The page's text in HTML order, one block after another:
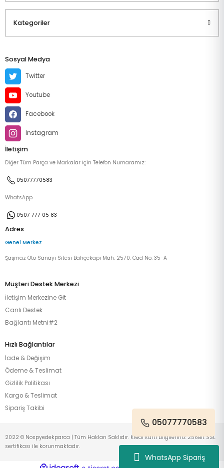
WhatsApp Sipariş
Kategoriler
Sosyal Medya
Twitter
Youtube
Facebook
Instagram
İletişim
Diğer Tüm Parça ve Markalar İçin Telefon Numaramız:
05077770583
WhatsApp
0507 777 05 83
Adres
Genel Merkez
Şaşmaz Oto Sanayi Sitesi Bahçekapı Mah. 2570. Cad No: 35-A
Müşteri Destek Merkezi
İletişim Merkezine Git
Canlı Destek
Bağlantı Metni#2
Hızlı Bağlantılar
İade & Değişim
Ödeme & Teslimat
Gizlilik Politikası
Kargo & Teslimat
Sipariş Takibi
05077770583
2022 © Nospyedekparca | Tüm Hakları Saklıdır. Kredi kartı bilgileriniz 256Bit SSL
sertifikası ile korunmaktadır.